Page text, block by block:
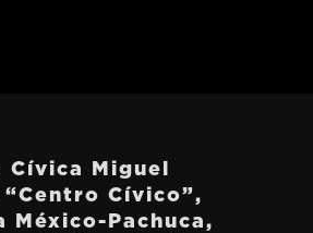
Cívica Miguel
“Centro Cívico”,
México-Pachuca,